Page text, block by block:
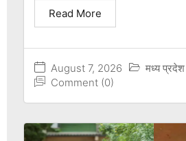
August 7, 2026
मध्य प्रदेश
Comment (0)
Read More